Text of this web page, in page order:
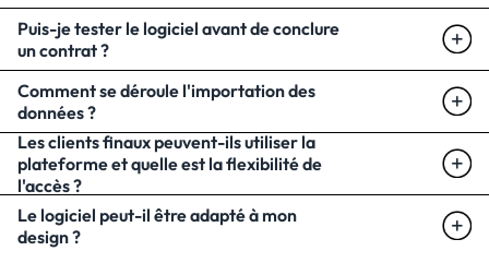
Puis-je tester le logiciel avant de conclure
un contrat ?
Comment se déroule l'importation des
données ?
Les clients finaux peuvent-ils utiliser la
plateforme et quelle est la flexibilité de
l'accès ?
Le logiciel peut-il être adapté à mon
design ?